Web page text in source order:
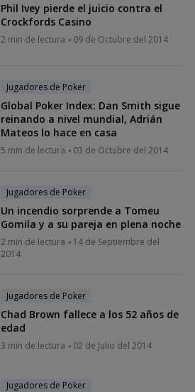
Phil Ivey pierde el juicio contra el
Crockfords Casino
2 min de lectura 09 de Octubre del 2014
Jugadores de Poker
Global Poker Index: Dan Smith sigue
reinando a nivel mundial, Adrián
Mateos lo hace en casa
5 min de lectura 03 de Octubre del 2014
Jugadores de Poker
Un incendio sorprende a Tomeu
Gomila y a su pareja en plena noche
2 min de lectura
14 de Septiembre del
2014
Jugadores de Poker
Chad Brown fallece a los 52 años de
edad
3 min de lectura 02 de Julio del 2014
Jugadores de Poker